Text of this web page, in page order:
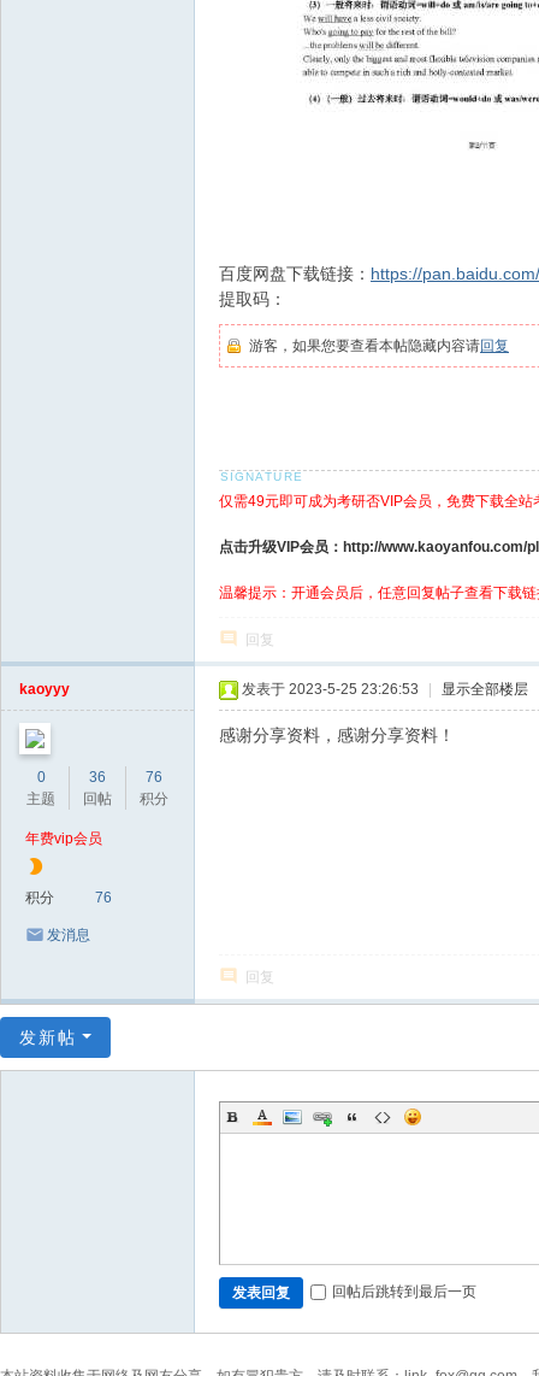
百度网盘下载链接： https://
提取码：
游客，如果您要查看本帖隐藏内容请回复
仅需49元即可成为考研否VIP会员，免费下载全站
点击升级VIP会员：http://www.kaoyanfou.com/
温馨提示：开通会员后，任意回复帖子查看下载
回复
kaoyyy
0
主题
36
回帖
76
积分
年费vip会员
积分 76
发消息
发表于 2023-5-25 23:26:53 显示全部楼层
感谢分享资料，感谢分享资料！
回复
发新帖
发表回复 回帖后跳转到最后一页